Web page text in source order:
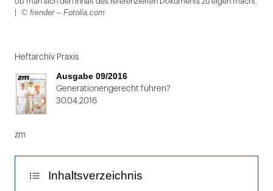
© frender – Fotolia.com
1
von
2:
Die
Frage
bei
Querverweisen
Heftarchiv Praxis
Ausgabe 09/2016
Generationengerecht führen?
30.04.2016
zm
Inhaltsverzeichnis